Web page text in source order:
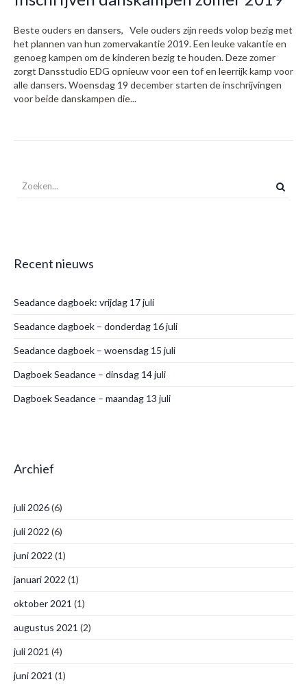
Beste ouders en dansers, Vele ouders zijn reeds volop bezig met
het plannen van hun zomervakantie 2019. Een leuke vakantie en
genoeg kampen om de kinderen bezig te houden. Deze zomer
zorgt Dansstudio EDG opnieuw voor een tof en leerrijk kamp voor
alle dansers. Woensdag 19 december starten de inschrijvingen
voor beide danskampen die...
Recent nieuws
Seadance dagboek: vrijdag 17 juli
Seadance dagboek – donderdag 16 juli
Seadance dagboek – woensdag 15 juli
Dagboek Seadance – dinsdag 14 juli
Dagboek Seadance – maandag 13 juli
Archief
juli 2026(6)
juli 2022 (6)
juni 2022 (1)
januari 2022 (1)
oktober 2021 (1)
augustus 2021 (2)
juli 2021 (4)
juni 2021 (1)